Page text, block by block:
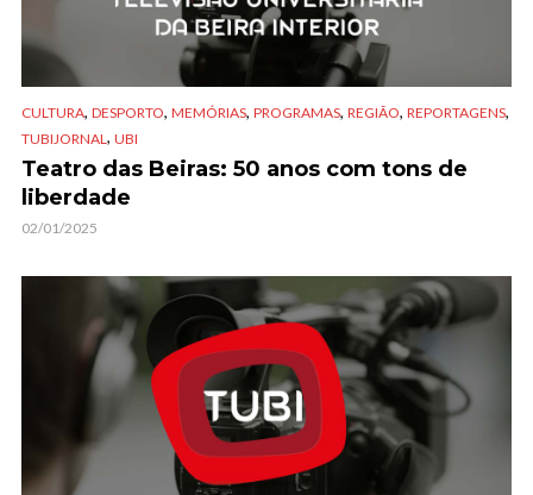
CULTURA, DESPORTO, MEMÓRIAS, PROGRAMAS, REGIÃO, REPORTAGENS,
TUBIJORNAL , UBI
Teatro das Beiras: 50 anos com tons de
liberdade
02/01/2025